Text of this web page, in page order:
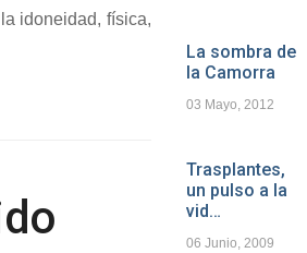
idoneidad, física,
La sombra de
la Camorra
03 Mayo, 2012
Trasplantes,
un pulso a la
vid…
06 Junio, 2009